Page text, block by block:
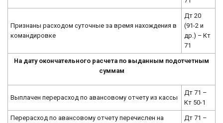
Признаны расходом суточные за время нахождения в
командировке
Дт 20
(91-2 и
др.) – Кт
71
На дату окончательного расчета по выданным подотчетным
суммам
Выплачен перерасход по авансовому отчету из кассы
Дт 71 –
Кт 50-1
Перерасход по авансовому отчету перечислен на
Дт 71 –